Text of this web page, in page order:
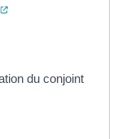
(ouverture dans un
un nouvel onglet)
du conjoint
dans un nouvel